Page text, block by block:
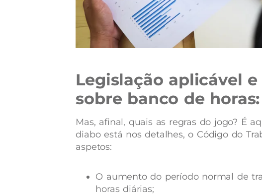
Legislação aplicável
sobre banco de horas:
Mas, afinal, quais as regras do jogo? É
diabo está nos detalhes, o Código do
aspetos:
O aumento do período normal de
horas diárias;